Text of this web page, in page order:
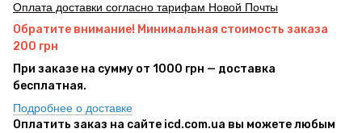
Оплата доставки согласно тарифам Новой Почты
Обратите внимание! Минимальная стоимость заказа
200 грн
При заказе на сумму от 1000 грн — доставка
бесплатная.
Подробнее о доставке
Оплатить заказ на сайте icd.com.ua вы можете любым